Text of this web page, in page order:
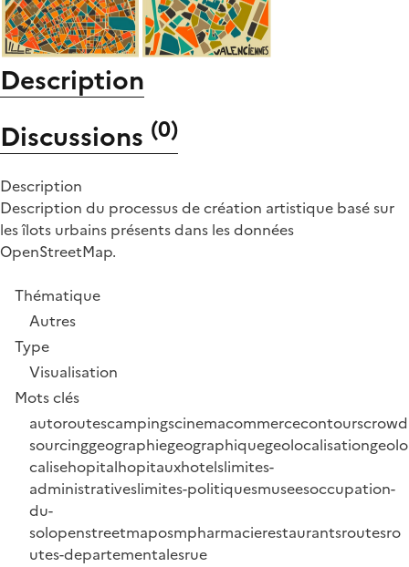
Description
Discussions (0)
Description
Description du processus de création artistique basé sur
les îlots urbains présents dans les données
OpenStreetMap.
Thématique
Autres
Type
Visualisation
Mots clés
autoroutescampingscinemacommercecontourscrowd
sourcinggeographiegeographiquegeolocalisationgeolo
calisehopitalhopitauxhotelslimites-
administrativeslimites-politiquesmuseesoccupation-
du-
solopenstreetmaposmpharmacierestaurantsroutesro
utes-departementalesrue